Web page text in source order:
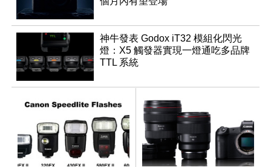
神牛發表 Godox iT32 模組化閃光
燈：X5 觸發器實現一燈通吃多品牌
TTL 系統